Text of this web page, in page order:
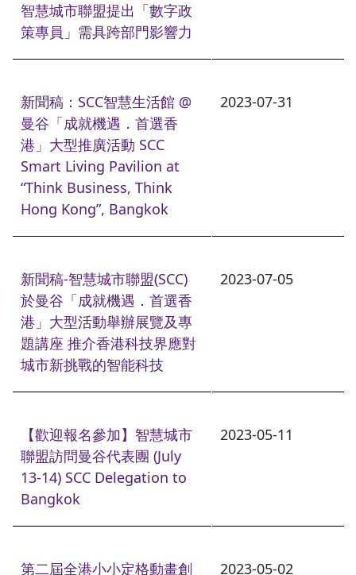
智慧城市聯盟提出「數字政
策專員」需具跨部門影響力
新聞稿：SCC智慧生活館 @
曼谷「成就機遇．首選香
港」大型推廣活動 SCC
Smart Living Pavilion at
“Think Business, Think
Hong Kong”, Bangkok
2023-07-31
新聞稿-智慧城市聯盟(SCC)
於曼谷「成就機遇．首選香
港」大型活動舉辦展覽及專
題講座 推介香港科技界應對
城市新挑戰的智能科技
2023-07-05
【歡迎報名參加】智慧城市
聯盟訪問曼谷代表團 (July
13-14) SCC Delegation to
Bangkok
2023-05-11
第二屆全港小小定格動畫創
2023-05-02